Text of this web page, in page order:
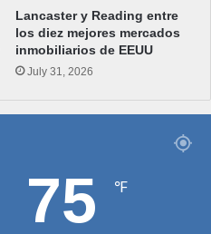
Lancaster y Reading entre
los diez mejores mercados
inmobiliarios de EEUU
July 31, 2026
75 ℉